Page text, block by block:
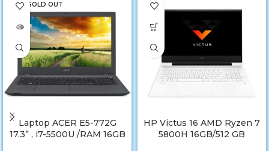
SOLD OUT
Laptop ACER E5-772G
17.3” , i7-5500U /RAM 16GB
HP Victus 16 AMD Ryzen 7
5800H 16GB/512 GB